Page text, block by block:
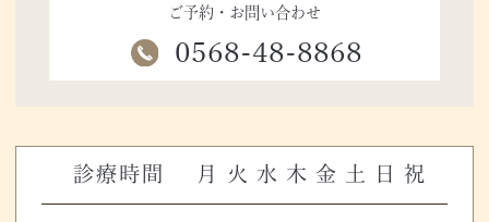
ご予約・お問い合わせ
0568-48-8868
診療時間 月 火 水 木 金 土 日 祝